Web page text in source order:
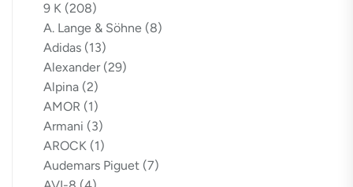
9 K (208)
A. Lange & Söhne (8)
Adidas (13)
Alexander (29)
Alpina (2)
AMOR (1)
Armani (3)
AROCK (1)
Audemars Piguet (7)